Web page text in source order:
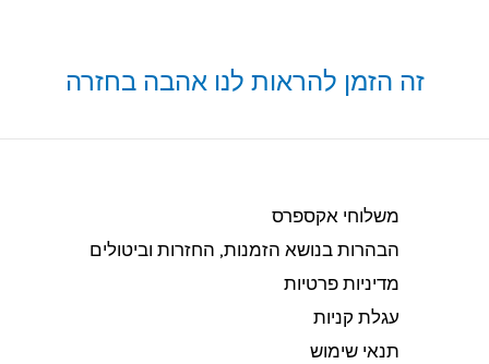
זה הזמן להראות לנו אהבה בחזרה
משלוחי אקספרס
הבהרות בנושא הזמנות, החזרות וביטולים​
מדיניות פרטיות
עגלת קניות
תנאי שימוש